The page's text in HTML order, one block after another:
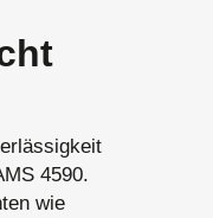
4590.
wie